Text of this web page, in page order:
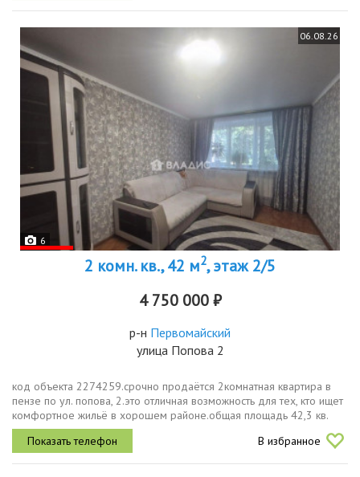
06.08.26
6
2 комн. кв., 42 м2, этаж 2/5
4 750 000 ₽
р-н Первомайский
улица Попова 2
код объекта 2274259.срочно продаётся 2комнатная квартира в
пензе по ул. попова, 2.это отличная возможность для тех, кто ищет
комфортное жильё в хорошем районе.общая площадь 42,3 кв.
м.жилая площадь 29,5 кв. м.площадь кухни 6,2 кв. м.в квартире...
В избранное